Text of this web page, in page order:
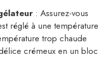
: Assurez-vous
réglé à une température
trop chaude
crémeux en un bloc